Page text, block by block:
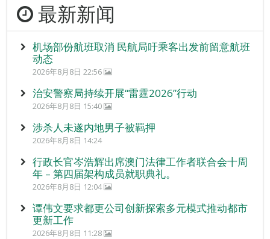
最新新闻
机场部份航班取消 民航局吁乘客出发前留意航班
动态
2026年8月8日 22:56
治安警察局持续开展“雷霆2026”行动
2026年8月8日 15:40
涉杀人未遂内地男子被羁押
2026年8月8日 14:24
行政长官岑浩辉出席澳门法律工作者联合会十周
年 – 第四届架构成员就职典礼。
2026年8月8日 12:04
谭伟文要求都更公司创新探索多元模式推动都市
更新工作
2026年8月8日 11:28